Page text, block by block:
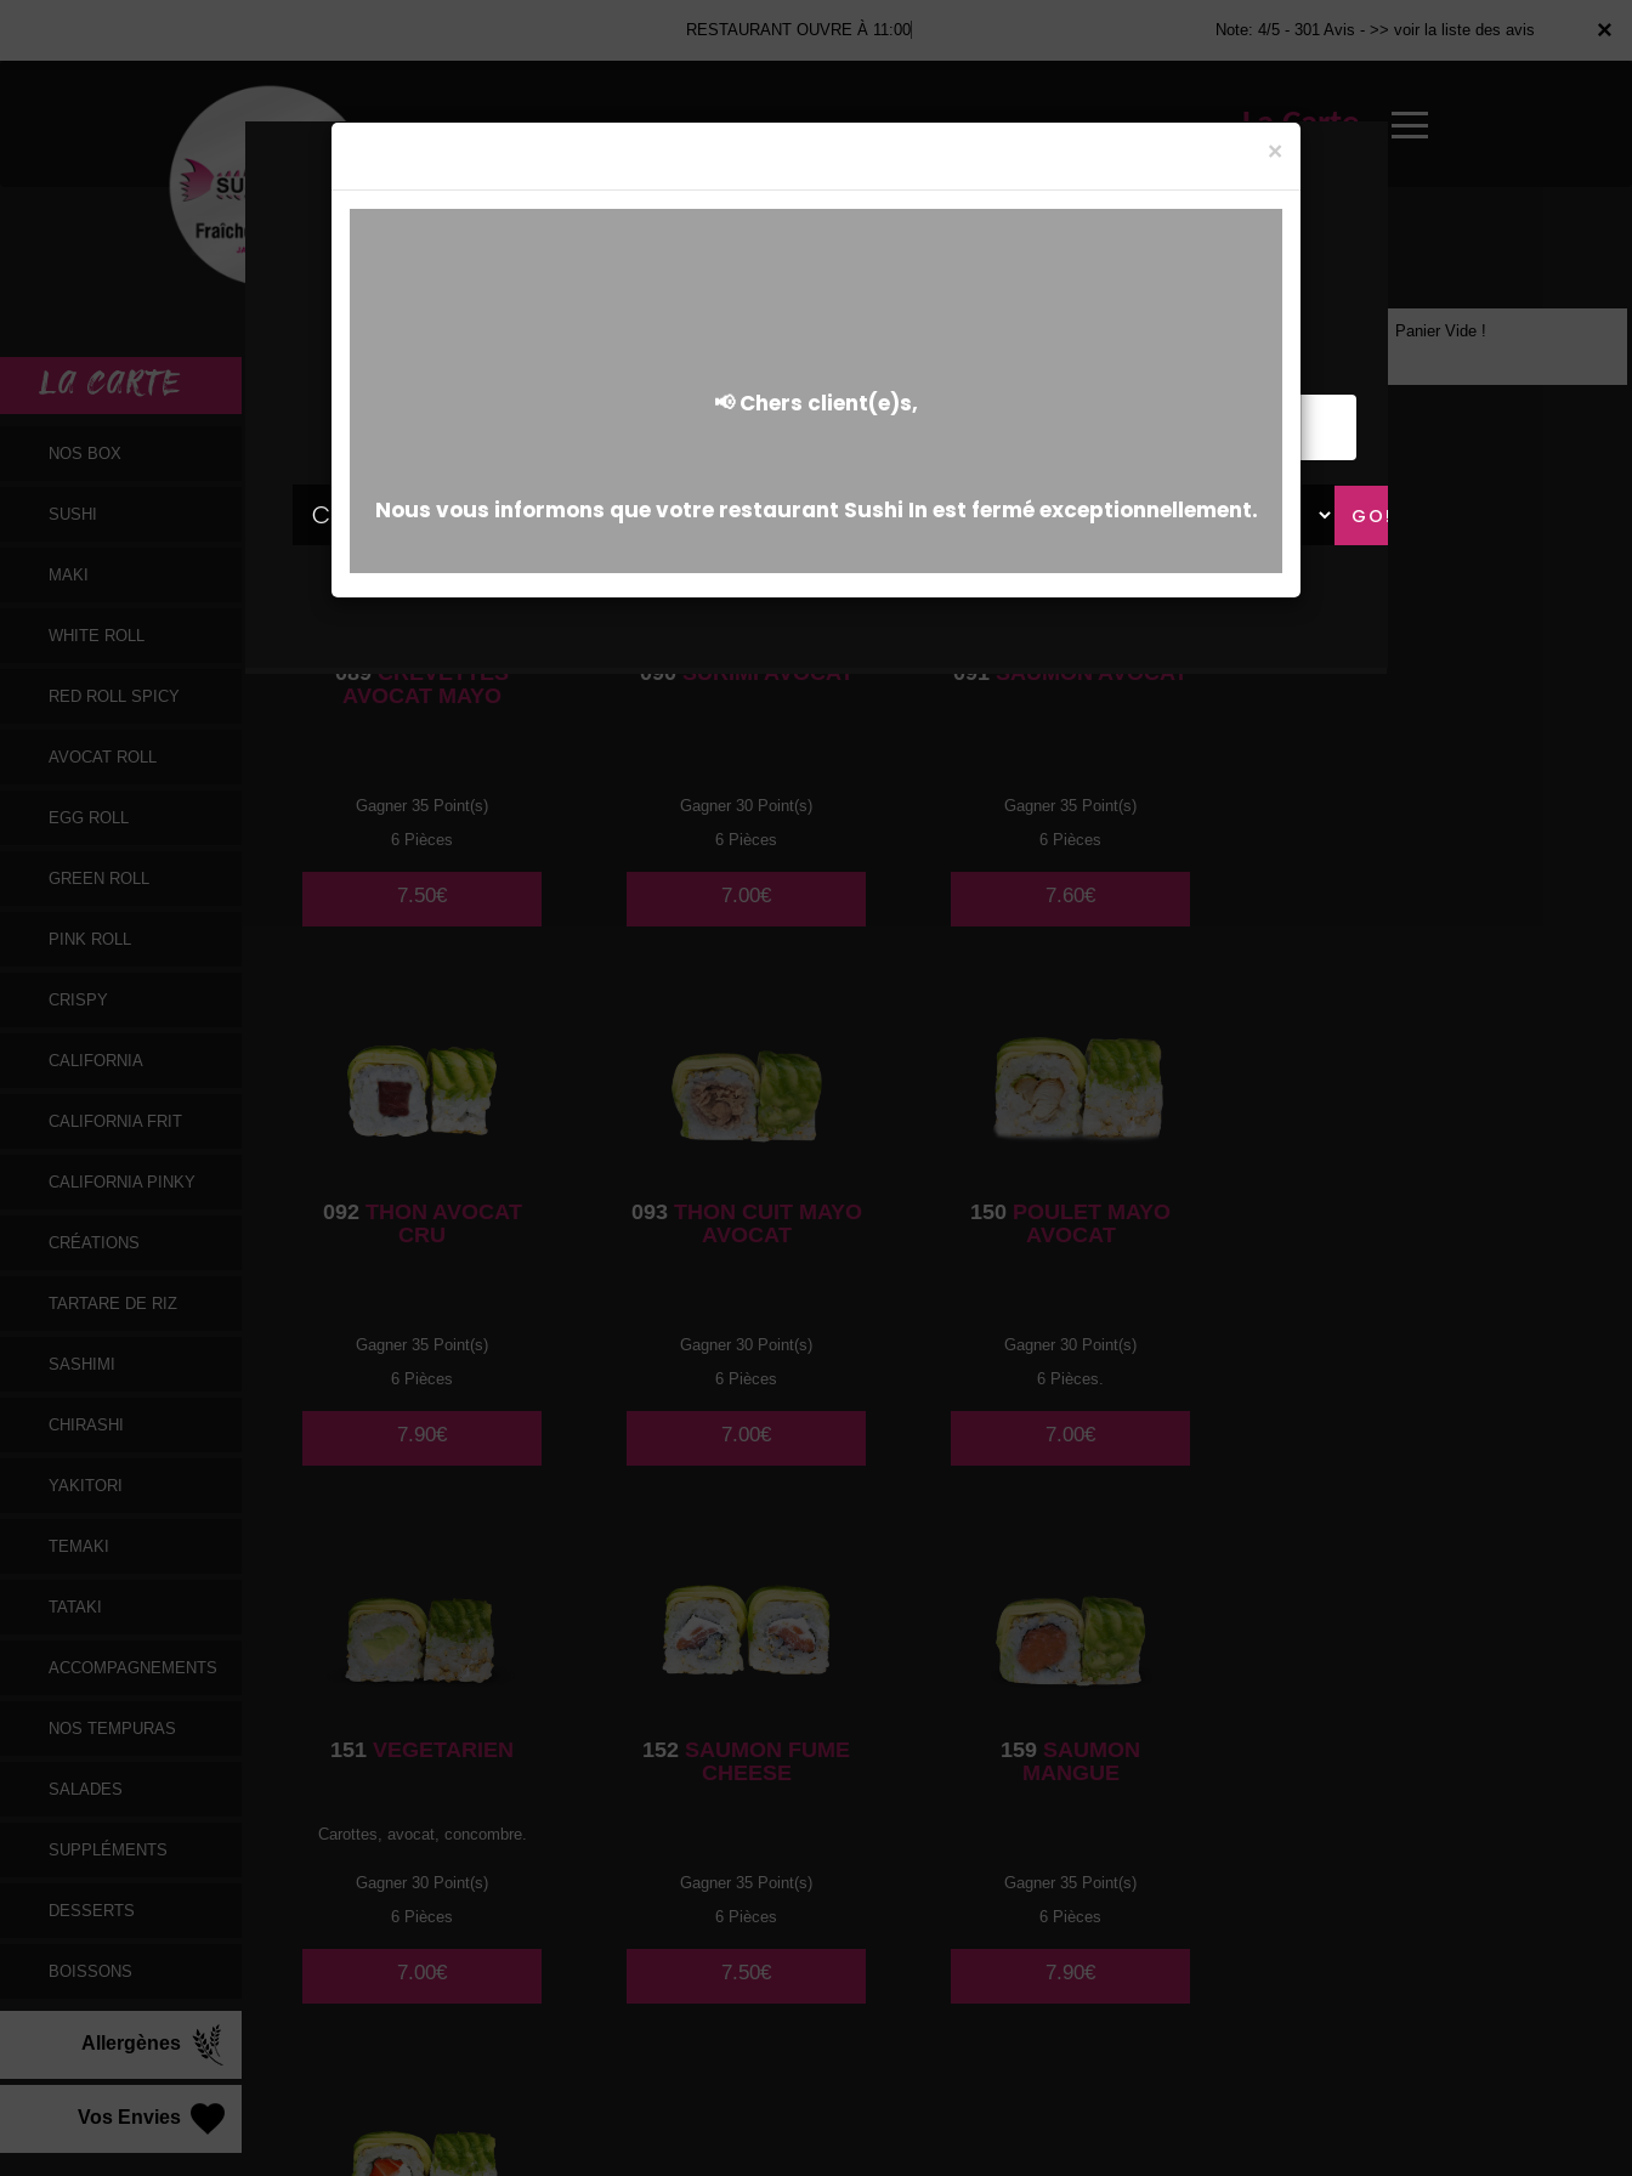
×
RESTAURANT OUVRE À 11:00 Note: 4/5 - 301 Avis - >> voir la liste des avis
La Carte
×
LA CARTE
NOS BOX
SUSHI
MAKI
WHITE ROLL
RED ROLL SPICY
AVOCAT ROLL
EGG ROLL
GREEN ROLL
PINK ROLL
CRISPY
CALIFORNIA
CALIFORNIA FRIT
CALIFORNIA PINKY
CRÉATIONS
TARTARE DE RIZ
SASHIMI
CHIRASHI
YAKITORI
TEMAKI
TATAKI
ACCOMPAGNEMENTS
NOS TEMPURAS
SALADES
SUPPLÉMENTS
DESSERTS
BOISSONS
Allergènes
Vos Envies
Riz enroulé d'avocat
089 CREVETTES
AVOCAT MAYO
Gagner 35 Point(s)
6 Pièces
7.50€
090 SURIMI AVOCAT
Gagner 30 Point(s)
6 Pièces
7.00€
091 SAUMON AVOCAT
Gagner 35 Point(s)
6 Pièces
7.60€
092 THON AVOCAT
CRU
Gagner 35 Point(s)
6 Pièces
7.90€
093 THON CUIT MAYO
AVOCAT
Gagner 30 Point(s)
6 Pièces
7.00€
150 POULET MAYO
AVOCAT
Gagner 30 Point(s)
6 Pièces.
7.00€
151 VEGETARIEN
Carottes, avocat, concombre.
Gagner 30 Point(s)
6 Pièces
7.00€
152 SAUMON FUME
CHEESE
Gagner 35 Point(s)
6 Pièces
7.50€
159 SAUMON
MANGUE
Gagner 35 Point(s)
6 Pièces
7.90€
Panier Vide !
×